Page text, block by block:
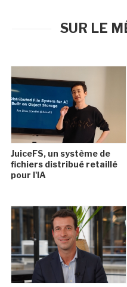
SUR LE
JuiceFS, un système de
fichiers distribué retaillé
pour l'IA